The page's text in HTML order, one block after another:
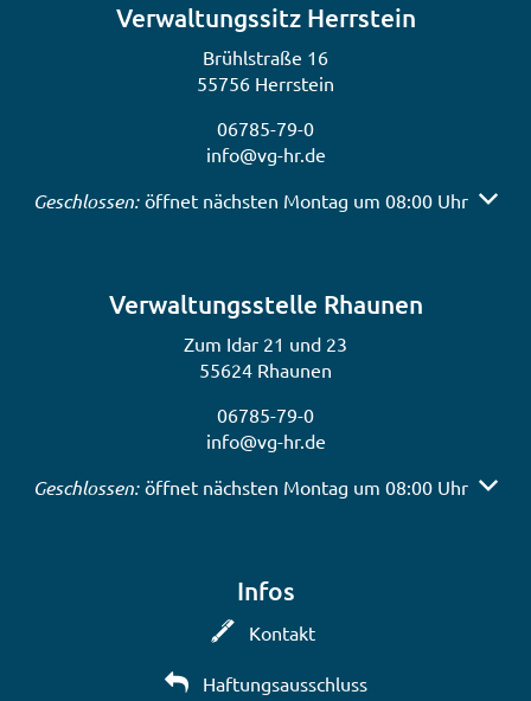
Verwaltungssitz Herrstein
Brühlstraße 16
55756 Herrstein
06785-79-0
info@vg-hr.de
Klicken, um weitere Öffnungs- oder Schließzeiten
Geschlossen: öffnet nächsten Montag um 08:00 Uhr
Verwaltungsstelle Rhaunen
Zum Idar 21 und 23
55624 Rhaunen
06785-79-0
info@vg-hr.de
Klicken, um weitere Öffnungs- oder Schließzeiten
Geschlossen: öffnet nächsten Montag um 08:00 Uhr
Infos
Kontakt
Haftungsausschluss